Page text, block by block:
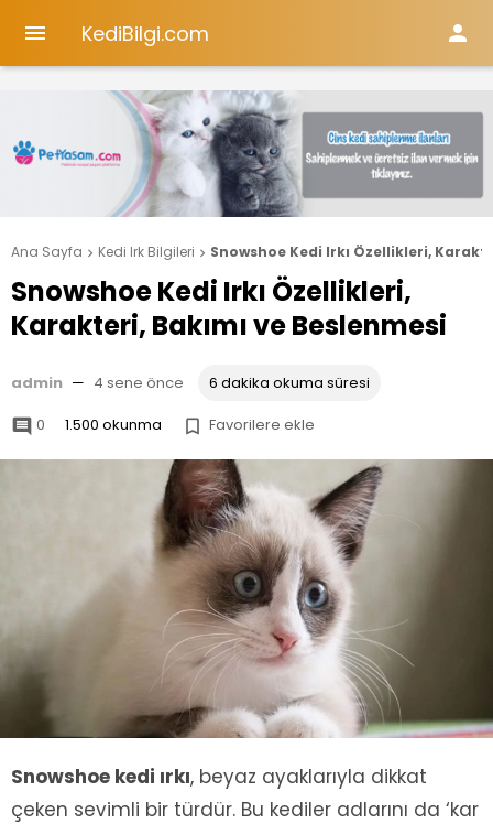
 KediBilgi.com 
Ana Sayfa  Kedi Irk Bilgileri  Snowshoe Kedi Irkı Özellikleri,
Snowshoe Kedi Irkı Özellikleri,
Karakteri, Bakımı ve Beslenmesi
admin — 4 sene önce 6 dakika okuma süresi
 0 1.500 okunma  Favorilere ekle
Snowshoe kedi ırkı, beyaz ayaklarıyla dikkat
çeken sevimli bir türdür. Bu kediler adlarını da ‘kar